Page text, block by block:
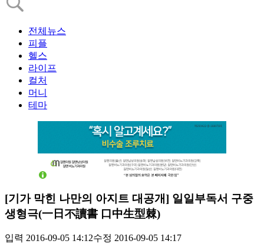
전체뉴스
피플
헬스
라이프
컬처
머니
테마
[기가 막힌 나만의 아지트 대공개] 일일부독서 구중
생형극(一日不讀書 口中生型棘)
입력 2016-09-05 14:12수정 2016-09-05 14:17